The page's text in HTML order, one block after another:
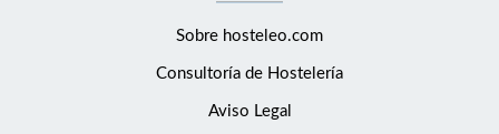
Sobre hosteleo.com
Consultoría de Hostelería
Aviso Legal